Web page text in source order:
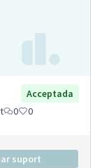
Acceptada
0 0
suport